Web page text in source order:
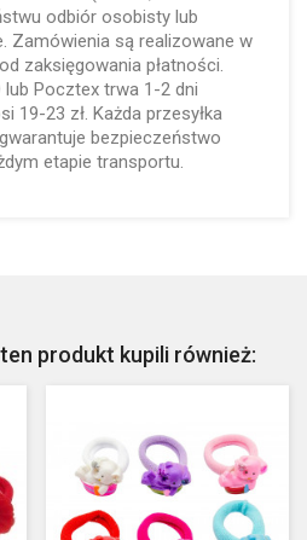
odbiór osobisty lub
Zamówienia są realizowane w
zaksięgowania płatności.
lub Pocztex trwa 1-2 dni
19-23 zł. Każda przesyłka
bezpieczeństwo
etapie transportu.
produkt kupili również: